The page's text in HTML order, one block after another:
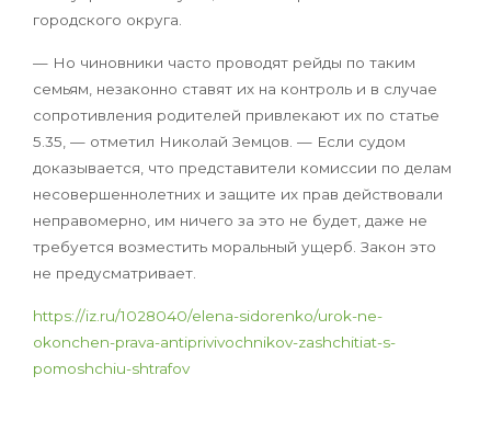
городского округа.
— Но чиновники часто проводят рейды по таким
семьям, незаконно ставят их на контроль и в случае
сопротивления родителей привлекают их по статье
5.35, — отметил Николай Земцов. — Если судом
доказывается, что представители комиссии по делам
несовершеннолетних и защите их прав действовали
неправомерно, им ничего за это не будет, даже не
требуется возместить моральный ущерб. Закон это
не предусматривает.
https://iz.ru/1028040/elena-sidorenko/urok-ne-
okonchen-prava-antiprivivochnikov-zashchitiat-s-
pomoshchiu-shtrafov